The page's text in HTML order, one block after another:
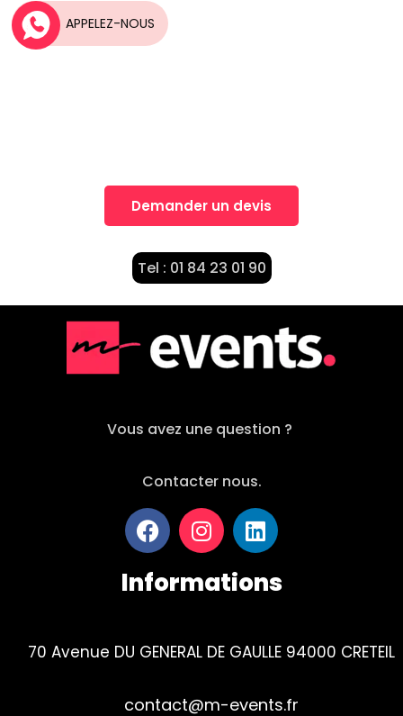
Demander un devis
Tel : 01 84 23 01 90
Vous avez une question ?
Contacter nous.
Informations
70 Avenue DU GENERAL DE GAULLE 94000 CRETEIL
contact@m-events.fr
APPELEZ-NOUS